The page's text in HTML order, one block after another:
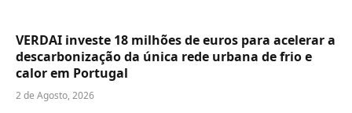
VERDAI investe 18 milhões de euros para acelerar a
descarbonização da única rede urbana de frio e
calor em Portugal
2 de Agosto, 2026